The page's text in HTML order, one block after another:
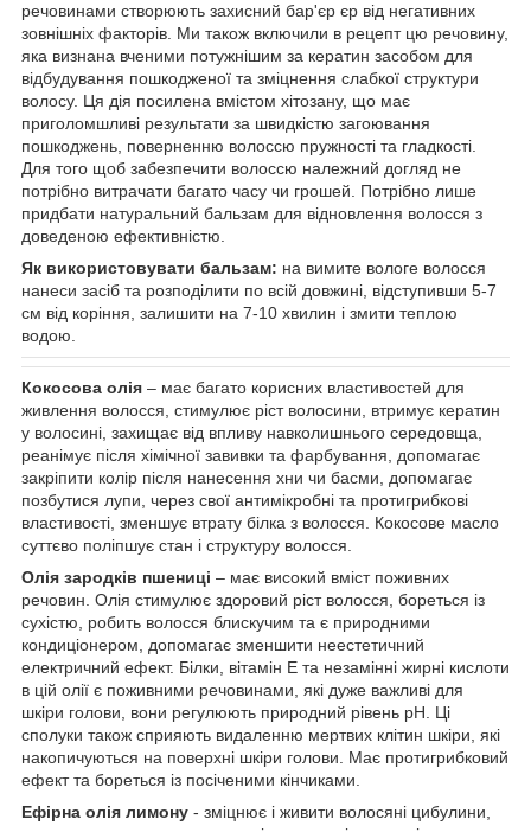
речовинами створюють захисний бар'єр єр від негативних
зовнішніх факторів. Ми також включили в рецепт цю речовину,
яка визнана вченими потужнішим за кератин засобом для
відбудування пошкодженої та зміцнення слабкої структури
волосу. Ця дія посилена вмістом хітозану, що має
приголомшливі результати за швидкістю загоювання
пошкоджень, поверненню волоссю пружності та гладкості.
Для того щоб забезпечити волоссю належний догляд не
потрібно витрачати багато часу чи грошей. Потрібно лише
придбати натуральний бальзам для відновлення волосся з
доведеною ефективністю.
Як використовувати бальзам: на вимите вологе волосся
нанеси засіб та розподілити по всій довжині, відступивши 5-7
см від коріння, залишити на 7-10 хвилин і змити теплою
водою.
Кокосова олія – має багато корисних властивостей для
живлення волосся, стимулює ріст волосини, втримує кератин
у волосині, захищає від впливу навколишнього середовща,
реанімує після хімічної завивки та фарбування, допомагає
закріпити колір після нанесення хни чи басми, допомагає
позбутися лупи, через свої антимікробні та протигрибкові
властивості, зменшує втрату білка з волосся. Кокосове масло
суттєво поліпшує стан і структуру волосся.
Олія зародків пшениці – має високий вміст поживних
речовин. Олія стимулює здоровий ріст волосся, бореться із
сухістю, робить волосся блискучим та є природними
кондиціонером, допомагає зменшити неестетичний
електричний ефект. Білки, вітамін Е та незамінні жирні кислоти
в цій олії є поживними речовинами, які дуже важливі для
шкіри голови, вони регулюють природний рівень рН. Ці
сполуки також сприяють видаленню мертвих клітин шкіри, які
накопичуються на поверхні шкіри голови. Має протигрибковий
ефект та бореться із посіченими кінчиками.
Ефірна олія лимону - зміцнює і живити волосяні цибулини,